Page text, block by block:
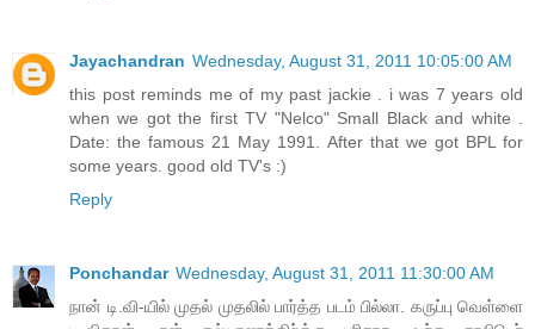
Jayachandran Wednesday, August 31, 2011 10:05:00 AM
this post reminds me of my past jackie . i was 7 years old
when we got the first TV "Nelco" Small Black and white .
Date: the famous 21 May 1991. After that we got BPL for
some years. good old TV's :)
Reply
Ponchandar Wednesday, August 31, 2011 11:30:00 AM
நான் டி.வி-யில் முதல் முதலில் பார்த்த படம் பில்லா. கருப்பு வெள்ளை